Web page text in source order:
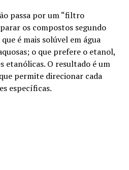
passa por um “filtro
os compostos segundo
é mais solúvel em água
o que prefere o etanol,
etanólicas. O resultado é um
permite direcionar cada
específicas.